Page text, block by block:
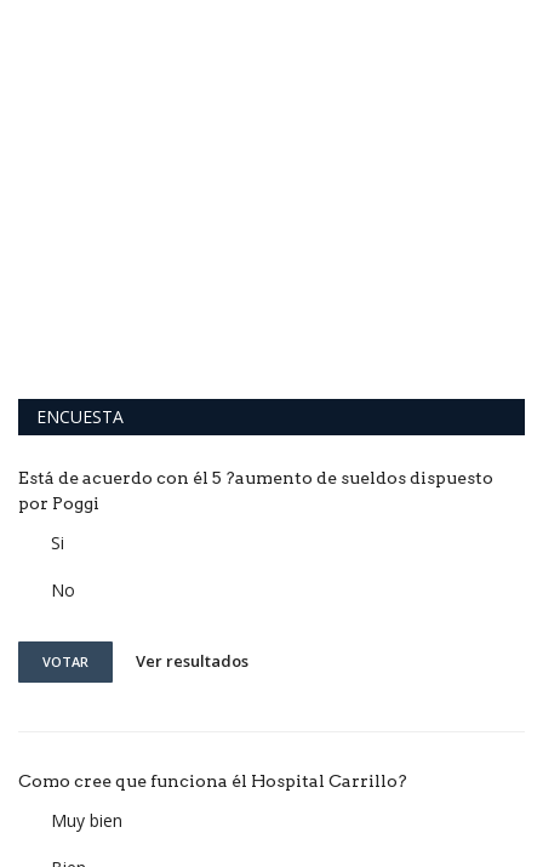
ENCUESTA
Está de acuerdo con él 5 ?aumento de sueldos dispuesto
por Poggi
Si
No
VOTAR Ver resultados
Como cree que funciona él Hospital Carrillo?
Muy bien